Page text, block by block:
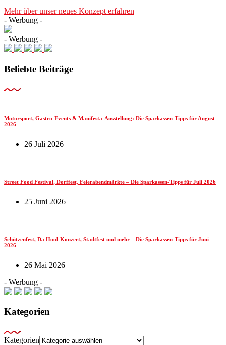
Mehr über unser neues Konzept erfahren
- Werbung -
- Werbung -
Beliebte Beiträge
Motorsport, Gastro-Events & Manifesta-Ausstellung: Die Sparkassen-Tipps für August
2026
26 Juli 2026
Street Food Festival, Dorffest, Feierabendmärkte – Die Sparkassen-Tipps für Juli 2026
25 Juni 2026
Schützenfest, Da Hool-Konzert, Stadtfest und mehr – Die Sparkassen-Tipps für Juni
2026
26 Mai 2026
- Werbung -
Kategorien
Kategorien